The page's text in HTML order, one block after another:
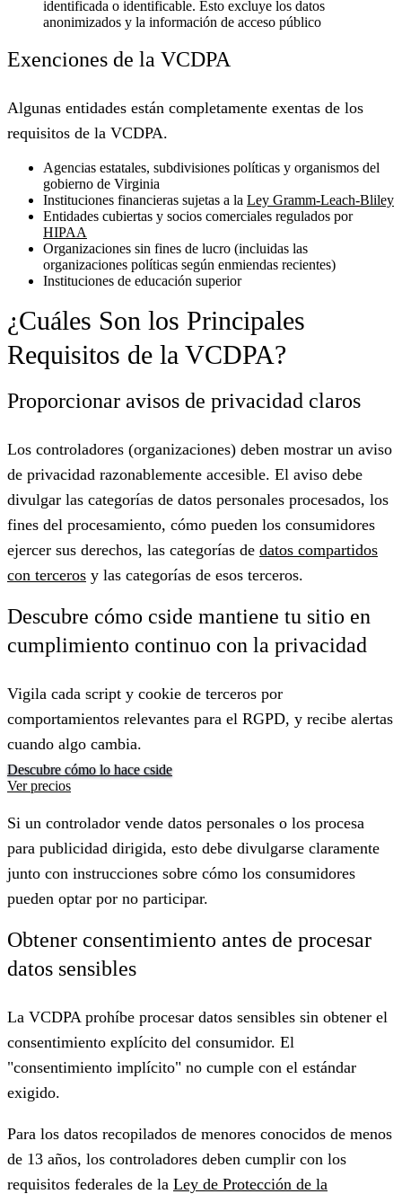
identificada o identificable. Esto excluye los datos
anonimizados y la información de acceso público
Exenciones de la VCDPA
Algunas entidades están completamente exentas de los
requisitos de la VCDPA.
Agencias estatales, subdivisiones políticas y organismos del
gobierno de Virginia
Instituciones financieras sujetas a la Ley Gramm-Leach-Bliley
Entidades cubiertas y socios comerciales regulados por
HIPAA
Organizaciones sin fines de lucro (incluidas las
organizaciones políticas según enmiendas recientes)
Instituciones de educación superior
¿Cuáles Son los Principales
Requisitos de la VCDPA?
Proporcionar avisos de privacidad claros
Los controladores (organizaciones) deben mostrar un aviso
de privacidad razonablemente accesible. El aviso debe
divulgar las categorías de datos personales procesados, los
fines del procesamiento, cómo pueden los consumidores
ejercer sus derechos, las categorías de datos compartidos
con terceros y las categorías de esos terceros.
Descubre cómo cside mantiene tu sitio en
cumplimiento continuo con la privacidad
Vigila cada script y cookie de terceros por
comportamientos relevantes para el RGPD, y recibe alertas
cuando algo cambia.
Descubre cómo lo hace cside
Ver precios
Si un controlador vende datos personales o los procesa
para publicidad dirigida, esto debe divulgarse claramente
junto con instrucciones sobre cómo los consumidores
pueden optar por no participar.
Obtener consentimiento antes de procesar
datos sensibles
La VCDPA prohíbe procesar datos sensibles sin obtener el
consentimiento explícito del consumidor. El
"consentimiento implícito" no cumple con el estándar
exigido.
Para los datos recopilados de menores conocidos de menos
de 13 años, los controladores deben cumplir con los
requisitos federales de la Ley de Protección de la